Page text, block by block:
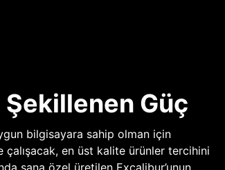
Güç
bilgisayara sahip olman için
en üst kalite ürünler tercihini
sana özel üretilen Excalibur’unun